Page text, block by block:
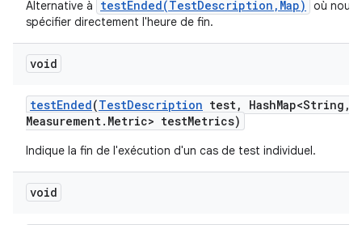
Alternative à testEnded(TestDescription,Map)
où nous
spécifier directement l'heure de fin.
void
testEnded(TestDescription test, HashMap<String ,
Measurement. Metric> testMetrics)
Indique la fin de l'exécution d'un cas de test individuel.
void